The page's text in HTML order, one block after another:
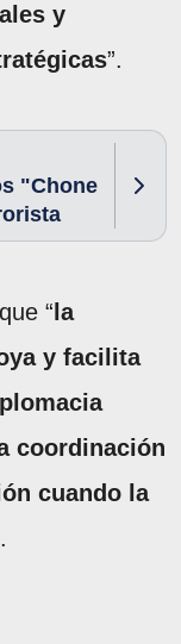
y
”.
"Chone
“ la
y facilita
coordinación
cuando la